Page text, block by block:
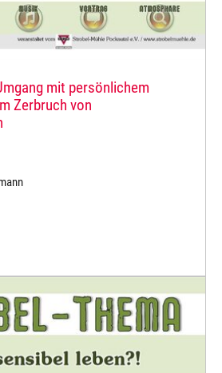
mit persönlichem
Zerbruch von